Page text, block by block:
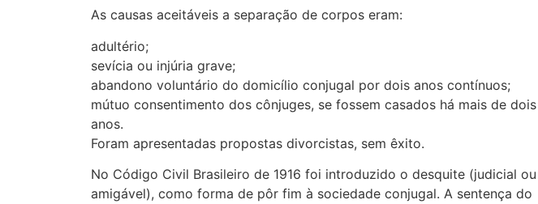
As causas aceitáveis a separação de corpos eram:
adultério;
sevícia ou injúria grave;
abandono voluntário do domicílio conjugal por dois anos contínuos;
mútuo consentimento dos cônjuges, se fossem casados há mais de dois
anos.
Foram apresentadas propostas divorcistas, sem êxito.
No Código Civil Brasileiro de 1916 foi introduzido o desquite (judicial ou
amigável), como forma de pôr fim à sociedade conjugal. A sentença do